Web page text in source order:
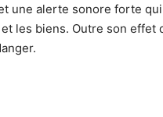
une alerte sonore forte
les biens. Outre son effet